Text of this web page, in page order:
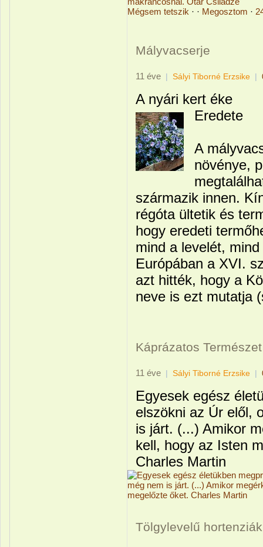
Mégsem tetszik · · Megosztom ·
Mályvacserje
11 éve | Sályi Tiborné Erzsike |
A nyári kert éke
Eredete
A
növénye,
származik innen.
régóta ültetik és
hogy eredeti
mind a levelét,
Európában a XVI.
azt hitték, hogy a
neve is ezt mutatja
Káprázatos Természet
11 éve | Sályi Tiborné Erzsike |
Egyesek egész
elszökni az Úr elől,
is járt. (...) Amikor
kell, hogy az Isten
Charles Martin
Tölgylevelű hortenziák